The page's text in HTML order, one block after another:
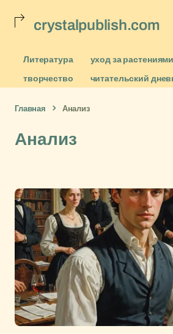
crystalpublish.com
Литература уход за растениями
творчество
читательский
Главная Анализ
Анализ